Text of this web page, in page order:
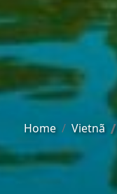
Home Vietnã